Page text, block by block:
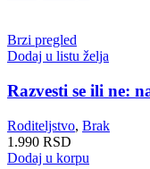
Brzi pregled
Dodaj u listu želja
Razvesti se ili ne:
Roditeljstvo, Brak
1.990 RSD
Dodaj u korpu